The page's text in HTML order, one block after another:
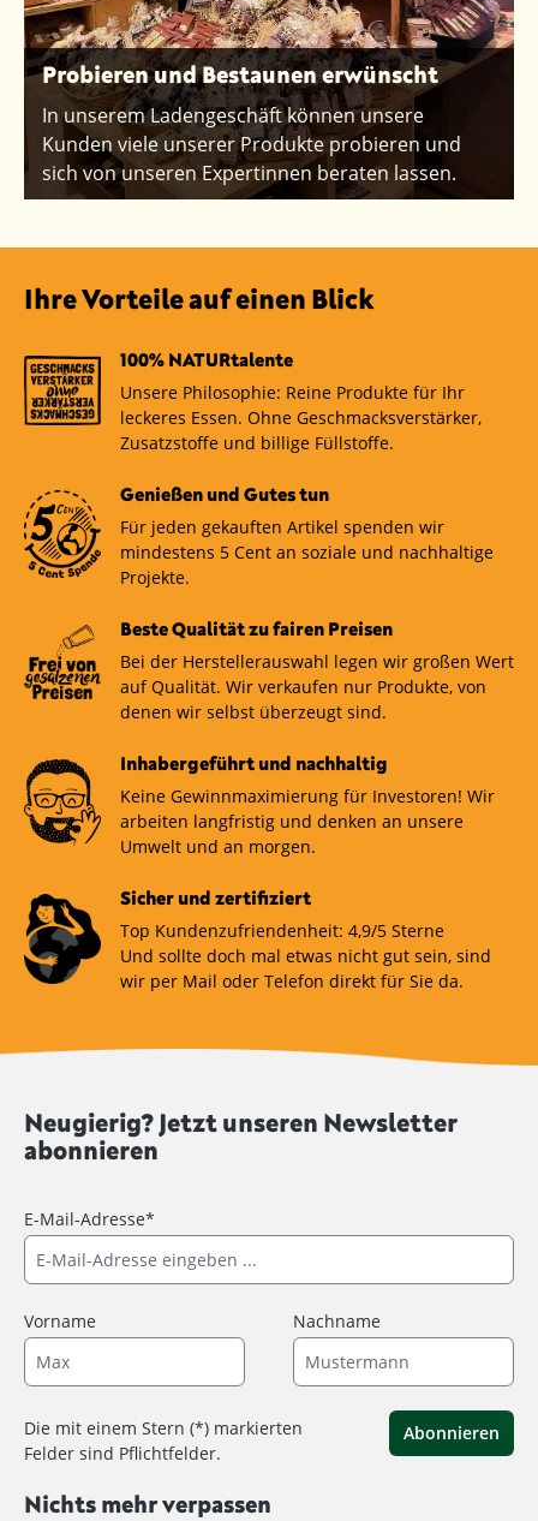
Probieren und Bestaunen erwünscht
In unserem Ladengeschäft können unsere
Kunden viele unserer Produkte probieren und
sich von unseren Expertinnen beraten lassen.
Ihre Vorteile auf einen Blick
100% NATURtalente
Unsere Philosophie: Reine Produkte für Ihr
leckeres Essen. Ohne Geschmacksverstärker,
Zusatzstoffe und billige Füllstoffe.
Genießen und Gutes tun
Für jeden gekauften Artikel spenden wir
mindestens 5 Cent an soziale und nachhaltige
Projekte.
Beste Qualität zu fairen Preisen
Bei der Herstellerauswahl legen wir großen Wert
auf Qualität. Wir verkaufen nur Produkte, von
denen wir selbst überzeugt sind.
Inhabergeführt und nachhaltig
Keine Gewinnmaximierung für Investoren! Wir
arbeiten langfristig und denken an unsere
Umwelt und an morgen.
Sicher und zertifiziert
Top Kundenzufriendenheit: 4,9/5 Sterne
Und sollte doch mal etwas nicht gut sein, sind
wir per Mail oder Telefon direkt für Sie da.
Neugierig? Jetzt unseren Newsletter
abonnieren
E-Mail-Adresse*
Vorname Nachname
Die mit einem Stern (*) markierten
Felder sind Pflichtfelder.
Abonnieren
Nichts mehr verpassen